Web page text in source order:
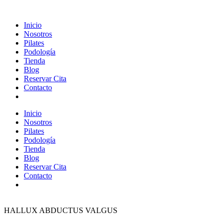
Inicio
Nosotros
Pilates
Podología
Tienda
Blog
Reservar Cita
Contacto
Inicio
Nosotros
Pilates
Podología
Tienda
Blog
Reservar Cita
Contacto
HALLUX ABDUCTUS VALGUS